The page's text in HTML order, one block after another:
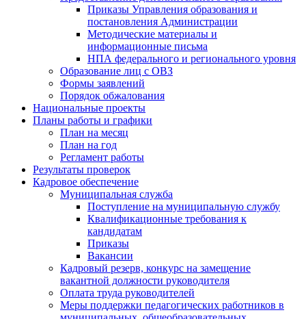
Приказы Управления образования и
постановления Администрации
Методические материалы и
информационные письма
НПА федерального и регионального уровня
Образование лиц с ОВЗ
Формы заявлений
Порядок обжалования
Национальные проекты
Планы работы и графики
План на месяц
План на год
Регламент работы
Результаты проверок
Кадровое обеспечение
Муниципальная служба
Поступление на муниципальную службу
Квалификационные требования к
кандидатам
Приказы
Вакансии
Кадровый резерв, конкурс на замещение
вакантной должности руководителя
Оплата труда руководителей
Меры поддержки педагогических работников в